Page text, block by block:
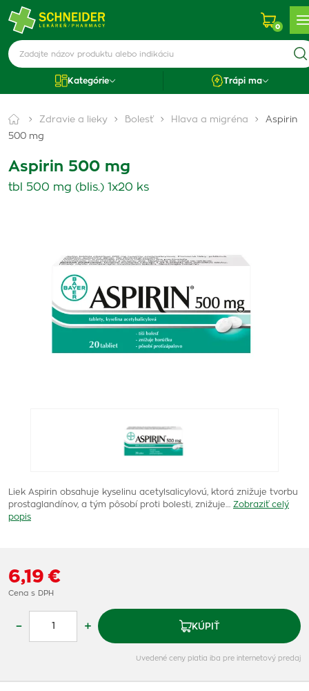
0
Kategórie Trápi ma
Zdravie a lieky Bolesť Hlava a migréna
Aspirin
500 mg
Aspirin 500 mg
tbl 500 mg (blis.) 1x20 ks
Liek Aspirin obsahuje kyselinu acetylsalicylovú, ktorá znižuje tvorbu
prostaglandínov, a tým pôsobí proti bolesti, znižuje…
Zobraziť celý
popis
6,19 €
Cena s DPH
– + KÚPIŤ
Uvedené ceny platia iba pre internetový predaj